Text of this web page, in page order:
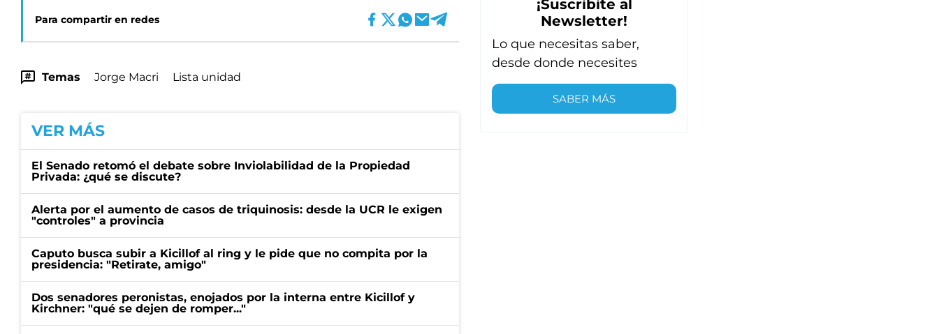
Para compartir en redes
Temas Jorge Macri Lista unidad
VER MÁS
El Senado retomó el debate sobre Inviolabilidad de la Propiedad
Privada: ¿qué se discute?
Alerta por el aumento de casos de triquinosis: desde la UCR le exigen
"controles" a provincia
Caputo busca subir a Kicillof al ring y le pide que no compita por la
presidencia: "Retirate, amigo"
Dos senadores peronistas, enojados por la interna entre Kicillof y
Kirchner: "qué se dejen de romper..."
¡Suscribite al
Newsletter!
Lo que necesitas saber,
desde donde necesites
SABER MÁS